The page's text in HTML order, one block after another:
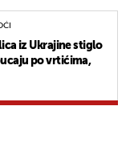
iz Ukrajine stiglo
po vrtićima,